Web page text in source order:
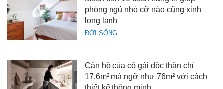
ĐỜI SỐNG
phòng ngủ nhỏ cỡ nào cũng xinh
long lanh
Căn hộ của cô gái độc thân chỉ
17.6m² mà ngỡ như 76m² với cách